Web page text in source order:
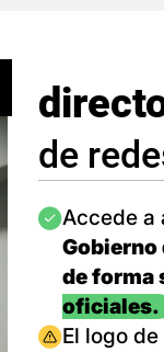
de
Imagen
Accede a
Gobierno
de forma
oficiales.
Imagen
El logo